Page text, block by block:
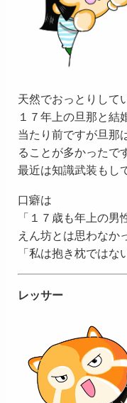
天然でおっとりして
１７年上の旦那と結
当たり前ですが旦那
ることが多かったで
最近は知識武装もし
口癖は
「１７歳も年上の
えん坊とは思わなか
「私は抱き枕ではな
レッサー